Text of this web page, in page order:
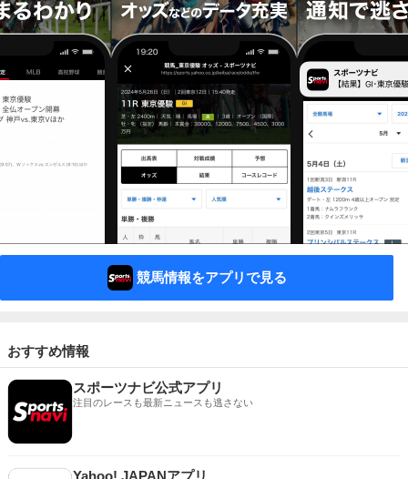
競馬情報をアプリで見る
おすすめ情報
スポーツナビ公式アプリ
注目のレースも最新ニュースも逃さない
Yahoo! JAPANアプリ